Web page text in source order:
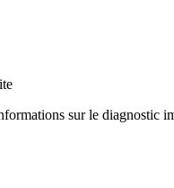
sur le diagnostic